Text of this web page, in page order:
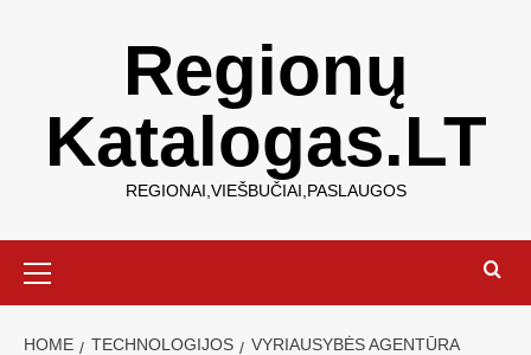
Regionų
Katalogas.LT
REGIONAI,VIEŠBUČIAI,PASLAUGOS
HOME TECHNOLOGIJOS
VYRIAUSYBĖS AGENTŪRA